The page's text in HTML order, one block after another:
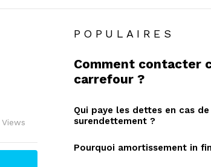
Views
POPULAIRES
Comment contacter
carrefour ?
Qui paye les dettes en cas de
surendettement ?
Pourquoi amortissement in